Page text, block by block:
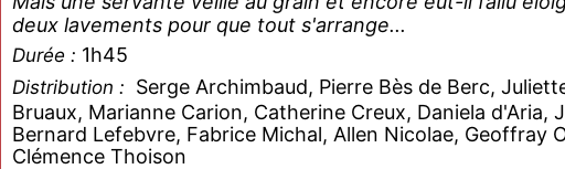
deux lavements pour que tout s'arrange...
Durée : 1h45
Distribution : Serge Archimbaud, Pierre Bès de Berc,
Bruaux, Marianne Carion, Catherine Creux, Daniela d'Aria,
Bernard Lefebvre, Fabrice Michal, Allen Nicolae, Geoffray
Clémence Thoison